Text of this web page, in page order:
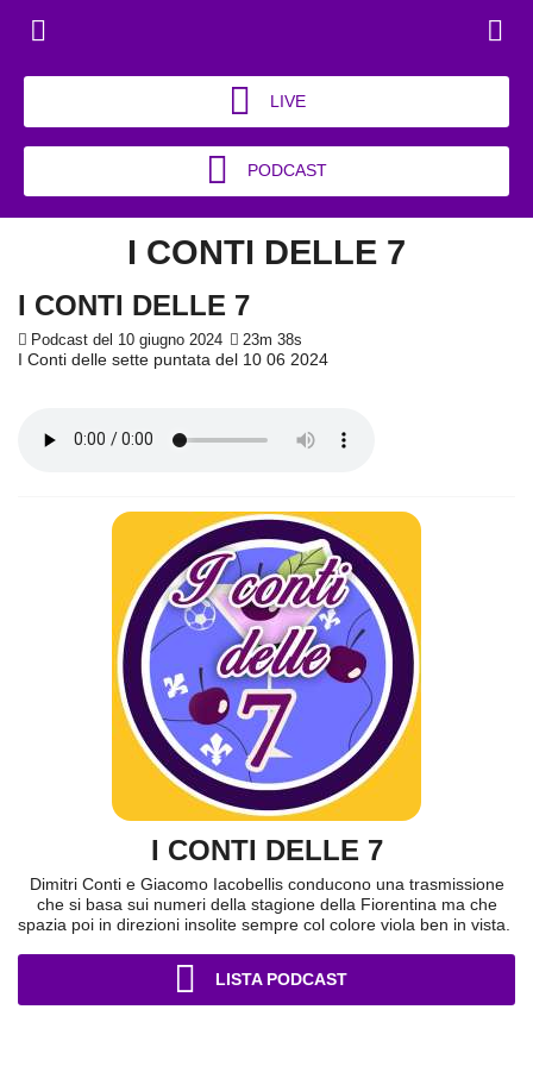
LIVE
PODCAST
I CONTI DELLE 7
I CONTI DELLE 7
Podcast del 10 giugno 2024 23m 38s
I Conti delle sette puntata del 10 06 2024
I CONTI DELLE 7
Dimitri Conti e Giacomo Iacobellis conducono una trasmissione
che si basa sui numeri della stagione della Fiorentina ma che
spazia poi in direzioni insolite sempre col colore viola ben in vista.
LISTA PODCAST